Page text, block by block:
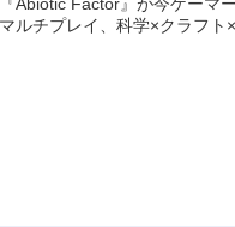
マルチプレイ、科学×クラフト×